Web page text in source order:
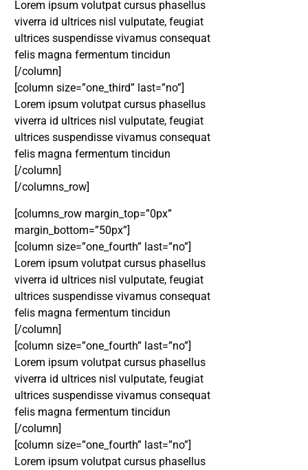
Lorem ipsum volutpat cursus phasellus
viverra id ultrices nisl vulputate, feugiat
ultrices suspendisse vivamus consequat
felis magna fermentum tincidun
[/column]
[column size=”one_third” last=”no”]
Lorem ipsum volutpat cursus phasellus
viverra id ultrices nisl vulputate, feugiat
ultrices suspendisse vivamus consequat
felis magna fermentum tincidun
[/column]
[/columns_row]
[columns_row margin_top=”0px”
margin_bottom=”50px”]
[column size=”one_fourth” last=”no”]
Lorem ipsum volutpat cursus phasellus
viverra id ultrices nisl vulputate, feugiat
ultrices suspendisse vivamus consequat
felis magna fermentum tincidun
[/column]
[column size=”one_fourth” last=”no”]
Lorem ipsum volutpat cursus phasellus
viverra id ultrices nisl vulputate, feugiat
ultrices suspendisse vivamus consequat
felis magna fermentum tincidun
[/column]
[column size=”one_fourth” last=”no”]
Lorem ipsum volutpat cursus phasellus